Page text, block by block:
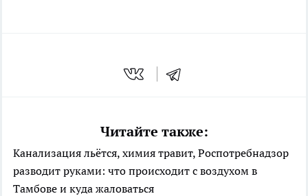
Читайте также:
Канализация льётся, химия травит, Роспотребнадзор
разводит руками: что происходит с воздухом в
Тамбове и куда жаловаться